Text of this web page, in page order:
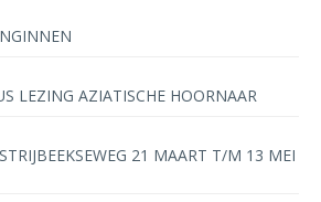
LEZING AZIATISCHE HOORNAAR
21 MAART T/M 13 MEI